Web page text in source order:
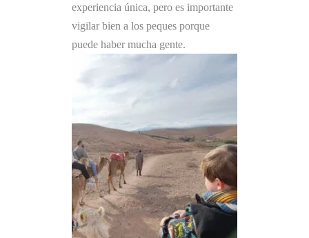
experiencia única, pero es importante
vigilar bien a los peques porque
puede haber mucha gente.